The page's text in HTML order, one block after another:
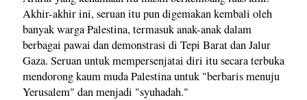
Akhir-akhir ini, seruan itu pun digemakan kembali oleh
banyak warga Palestina, termasuk anak-anak dalam
berbagai pawai dan demonstrasi di Tepi Barat dan Jalur
Gaza. Seruan untuk mempersenjatai diri itu secara terbuka
mendorong kaum muda Palestina untuk "berbaris menuju
Yerusalem" dan menjadi "syuhadah."